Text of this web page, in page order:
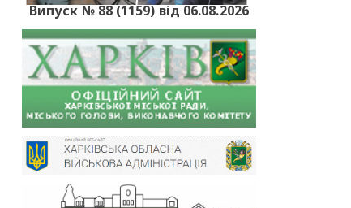
Випуск № 88 (1159) від 06.08.2026